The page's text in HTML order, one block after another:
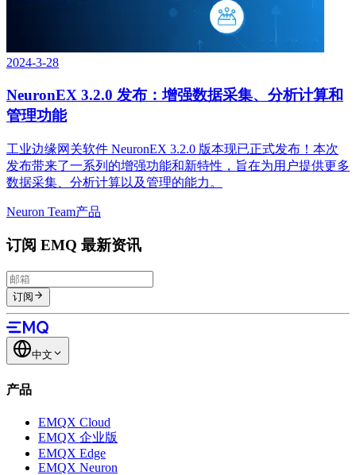
2024-3-28
NeuronEX 3.2.0 发布：增强数据采集、分析计算和
管理功能
工业边缘网关软件 NeuronEX 3.2.0 版本现已正式发布！本次
发布带来了一系列的增强功能和新特性，旨在为用户提供更多
数据采集、分析计算以及管理的能力。
Neuron Team产品
订阅 EMQ 最新资讯
订阅
中文
产品
EMQX Cloud
EMQX 企业版
EMQX Edge
EMQX Neuron